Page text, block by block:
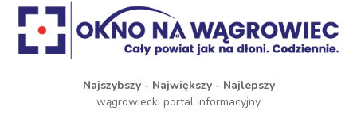
Najszybszy - Największy - Najlepszy
wągrowiecki portal informacyjny